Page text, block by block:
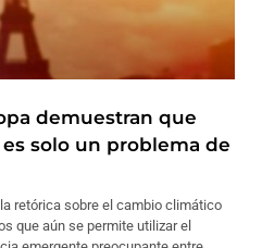
demuestran que
solo un problema de
retórica sobre el cambio climático
que aún se permite utilizar el